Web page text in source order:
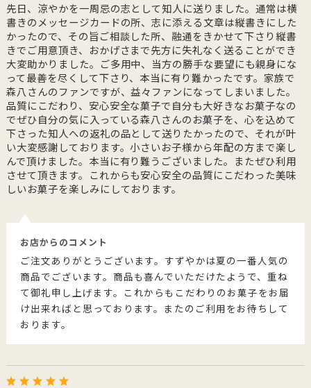
先日、涼やかを一周忌の志として知人に送りました。通常は横
書きのメッセージカードの所、志に添える文章は縦書きにした
かったので、その旨ご相談した所、融通をきかせて下さり縦書
きでご用意頂き、おかげさまで先方に失礼なく送ることができ
大変助かりました。ご多用中、当方の勝手な要望にも親身にな
って最善を尽くして下さり、本当に有り難かったです。家族で
森八さんのファンですが、益々ファンになってしまいました。
品質にこだわり、安心安全な菓子で自分も大好きなお菓子なの
でぜひ自分の気に入っている森八さんのお菓子を、心を込めて
下さった知人への返礼の品として送りたかったので、それが叶
い大変感謝しております。小さいお子様から年配の方まで楽し
んで頂けました。本当に有り難うございました。またぜひ利用
させて頂きます。これからも安心安全の品質にこだわった美味
しいお菓子を楽しみにしております。
お店からのコメント
ご注文ありがとうございます。すずやかは夏の一番人気の
商品でございます。商品も喜んでいただけたようで、重ね
て御礼申し上げます。これからもこだわりのお菓子をお届
け出来ればと思っております。またのご利用をお待ちして
おります。